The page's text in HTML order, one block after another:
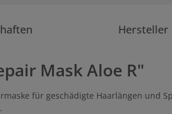
Hersteller
Mask Aloe R"
für geschädigte Haarlängen